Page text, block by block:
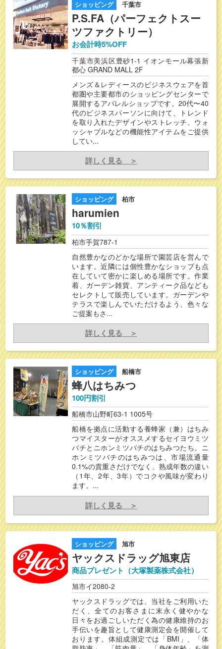
ショッピング 千葉市
P.S.FA（パーフェクトスー
ツファクトリー）
お会計時5%OFF
千葉市美浜区豊砂1-1 イオンモール幕張新
都心 GRAND MALL 2F
メンズ＆レディースのビジネスウェアを首
都圏や主要都市のショッピングセンターで
展開するアパレルショップです。20代〜40
代のビジネスパーソンに向けて、トレンド
を取り入れたデザインやストレッチ、ウォ
ッシャブルなどの機能性アイテムをご提供
してい...
詳しく見る ＞
ショッピング 柏市
harumien
10％割引
柏市手賀787-1
自然豊かなのどかな場所で園芸店を営んで
います。近隣には個性豊かなショップも点
在していて密かに楽しめる場所です。作業
着、ガーデン雑貨、アンティーク品なども
セレクトして販売しています。ガーデンや
テラスで楽しんでいただけるよう、色々な
ご提案もさ...
詳しく見る ＞
ショッピング 船橋市
蜂八はちみつ
100円割引
船橋市山野町63-1 1005号
船橋を拠点に活動する養蜂家（兼）はちみ
つマイスターがオススメするセイヨウミツ
バチとニホンミツバチのはちみつたち。ニ
ホンミツバチのはちみつは、市場流通量
0.1%の貴重さだけでなく、熟成年数の違い
（1年、2年、3年）でコクや風味が変わり
ます。...
詳しく見る ＞
ショッピング 旭市
ヤックスドラッグ旭東店
商品プレゼント（大塚製薬株式会社）
旭市イ2080-2
ヤックスドラッグでは、当社をご利用いた
だく、全てのお客さまに末永く健やかな
日々をお過ごしいただく為の健康維持のお
手伝いを趣旨として健康測定会を開催して
おります。体組成測定では「BMI」、「体